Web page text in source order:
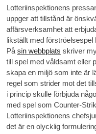
Lotteriinspektionens
uppger att tillstånd är
affärsverksamhet att
likställt med förströelsespel
På sin webbplats skriver
till spel med våldsamt eller
skapa en miljö som inte är
regel som strider mot det
i princip skulle förbjuda
med spel som Counter-
Lotteriinspektionens
det är en olycklig